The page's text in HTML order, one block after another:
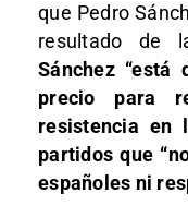
que Pedro
resultado de
Sánchez “está
precio para
resistencia en
partidos que
españoles ni